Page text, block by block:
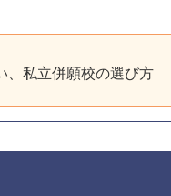
、私立併願校の選び方